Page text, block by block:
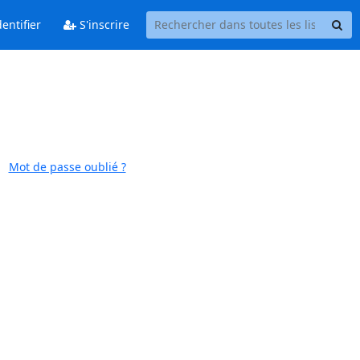
S'inscrire
Mot de passe oublié ?